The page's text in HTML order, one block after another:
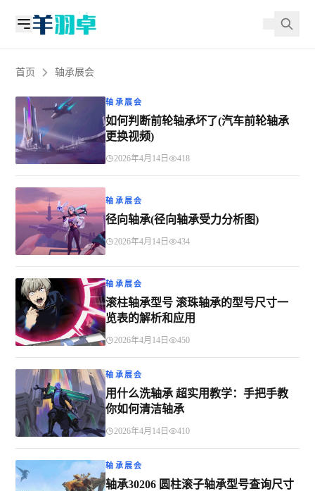
首页 轴承展会
轴承展会
如何判断前轮轴承坏了(汽车前轮轴承
更换视频)
2026年4月14日 418
轴承展会
径向轴承(径向轴承受力分析图)
2026年4月14日 434
轴承展会
滚柱轴承型号 滚珠轴承的型号尺寸一
览表的解析和应用
2026年4月14日 450
轴承展会
用什么洗轴承 超实用教学：手把手教
你如何清洁轴承
2026年4月14日 410
轴承展会
轴承30206 圆柱滚子轴承型号查询尺寸